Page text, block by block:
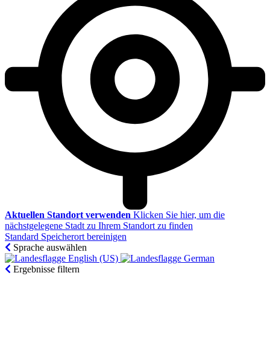
Aktuellen Standort verwenden Klicken Sie hier, um die
nächstgelegene Stadt zu Ihrem Standort zu finden
Standard Speicherort bereinigen
Sprache auswählen
English (US)‎
German‎
Ergebnisse filtern